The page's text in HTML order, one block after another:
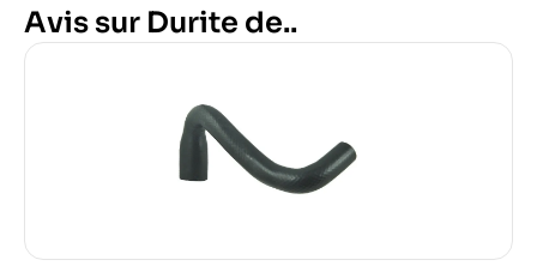
Avis sur Durite de..